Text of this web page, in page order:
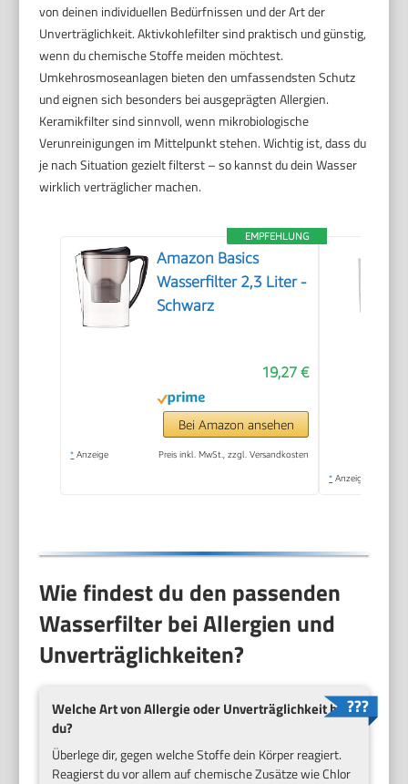
von deinen individuellen Bedürfnissen und der Art der
Unverträglichkeit. Aktivkohlefilter sind praktisch und günstig,
wenn du chemische Stoffe meiden möchtest.
Umkehrosmoseanlagen bieten den umfassendsten Schutz
und eignen sich besonders bei ausgeprägten Allergien.
Keramikfilter sind sinnvoll, wenn mikrobiologische
Verunreinigungen im Mittelpunkt stehen. Wichtig ist, dass du
je nach Situation gezielt filterst – so kannst du dein Wasser
wirklich verträglicher machen.
EMPFEHLUNG
Amazon Basics
Wasserfilter 2,3 Liter -
Schwarz
19,27 €
Bei Amazon ansehen
* Anzeige Preis inkl. MwSt., zzgl. Versandkosten
* Anzeige
Wie findest du den passenden
Wasserfilter bei Allergien und
Unverträglichkeiten?
Welche Art von Allergie oder Unverträglichkeit hast
du?
Überlege dir, gegen welche Stoffe dein Körper reagiert.
Reagierst du vor allem auf chemische Zusätze wie Chlor